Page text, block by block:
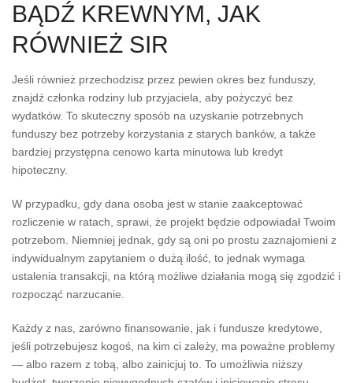
BĄDŹ KREWNYM, JAK
RÓWNIEŻ SIR
Jeśli również przechodzisz przez pewien okres bez funduszy,
znajdź członka rodziny lub przyjaciela, aby pożyczyć bez
wydatków. To skuteczny sposób na uzyskanie potrzebnych
funduszy bez potrzeby korzystania z starych banków, a także
bardziej przystępna cenowo karta minutowa lub kredyt
hipoteczny.
W przypadku, gdy dana osoba jest w stanie zaakceptować
rozliczenie w ratach, sprawi, że projekt będzie odpowiadał Twoim
potrzebom. Niemniej jednak, gdy są oni po prostu zaznajomieni z
indywidualnym zapytaniem o dużą ilość, to jednak wymaga
ustalenia transakcji, na którą możliwe działania mogą się zgodzić i
rozpocząć narzucanie.
Każdy z nas, zarówno finansowanie, jak i fundusze kredytowe,
jeśli potrzebujesz kogoś, na kim ci zależy, ma poważne problemy
— albo razem z tobą, albo zainicjuj to. To umożliwia niższy